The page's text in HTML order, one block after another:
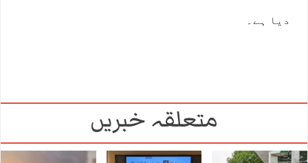
دیا ہے۔
متعلقہ خبریں